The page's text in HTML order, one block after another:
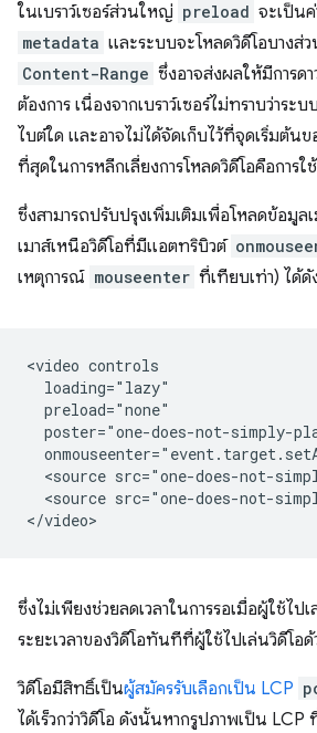
ในเบราว์เซอร์ส่วนใหญ่ preload จะเป็น
metadata และระบบจะโหลดวิดีโอบางส่
Content-Range ซึ่งอาจส่งผลให้มีการด
ต้องการ เนื่องจากเบราว์เซอร์ไม่ทราบว่าระ
ไบต์ใด และอาจไม่ได้จัดเก็บไว้ที่จุดเริ่มต้น
ที่สุดในการหลีกเลี่ยงการโหลดวิดีโอคือการใช้
ซึ่งสามารถปรับปรุงเพิ่มเติมเพื่อโหลดข้อมูล
เมาส์เหนือวิดีโอที่มีแอตทริบิวต์
เหตุการณ์ mouseenter ที่เทียบเท่า) ได้ดั
<video controls
  loading="lazy"
  preload="none"
poster="one-does-not-simply-
<source src="one-does-not-
<source src="one-does-not-
ซึ่งไม่เพียงช่วยลดเวลาในการรอเมื่อผู้ใช้ไป
ระยะเวลาของวิดีโอทันทีที่ผู้ใช้ไปเล่นวิดีโอด้
วิดีโอมีสิทธิ์เป็นผู้สมัครรับเลือกเป็น LCP
ได้เร็วกว่าวิดีโอ ดังนั้นหากรูปภาพเป็น